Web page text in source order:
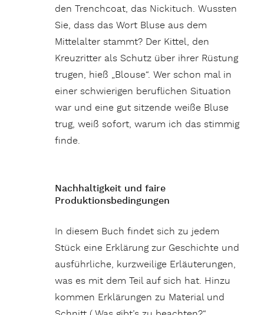
den Trenchcoat, das Nickituch. Wussten
Sie, dass das Wort Bluse aus dem
Mittelalter stammt? Der Kittel, den
Kreuzritter als Schutz über ihrer Rüstung
trugen, hieß „Blouse“. Wer schon mal in
einer schwierigen beruflichen Situation
war und eine gut sitzende weiße Bluse
trug, weiß sofort, warum ich das stimmig
finde.
Nachhaltigkeit und faire
Produktionsbedingungen
In diesem Buch findet sich zu jedem
Stück eine Erklärung zur Geschichte und
ausführliche, kurzweilige Erläuterungen,
was es mit dem Teil auf sich hat. Hinzu
kommen Erklärungen zu Material und